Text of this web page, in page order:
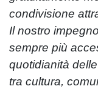
condivisione
Il nostro
sempre più
quotidianità
tra cultura,